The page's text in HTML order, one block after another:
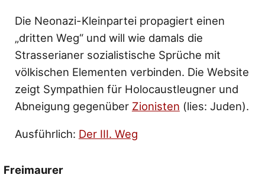
Die Neonazi-Kleinpartei propagiert einen
„dritten Weg“ und will wie damals die
Strasserianer sozialistische Sprüche mit
völkischen Elementen verbinden. Die Website
zeigt Sympathien für Holocaustleugner und
Abneigung gegenüber Zionisten (lies: Juden).
Ausführlich: Der III. Weg
Freimaurer